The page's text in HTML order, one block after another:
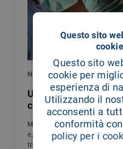
NOTIZIE
Un testimoniaza di
chirurgia endocrina
Mi chiamo Sylwia sono stata
e, in questo percorso
trovato un’assistenza unica.
Questo sito
cookie
Questo sito
cookie per
esperienza di
Utilizzando il
acconsenti a
conformità
policy per i